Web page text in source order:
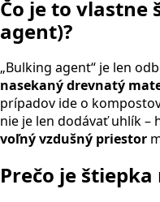
Čo je to vlastne
agent)?
„Bulking agent“ je len
nasekaný drevnatý
prípadov ide o
nie je len dodávať uhlík
voľný vzdušný priestor
Prečo je